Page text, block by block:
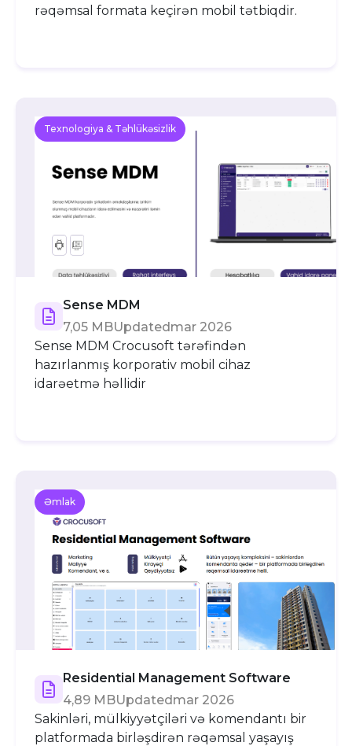
rəqəmsal formata keçirən mobil tətbiqdir.
Texnologiya & Təhlükəsizlik
Sense MDM
7,05 MBUpdatedmar 2026
Sense MDM Crocusoft tərəfindən
hazırlanmış korporativ mobil cihaz
idarəetmə həllidir
Əmlak
Residential Management Software
4,89 MBUpdatedmar 2026
Sakinləri, mülkiyyətçiləri və komendantı bir
platformada birləşdirən rəqəmsal yaşayış